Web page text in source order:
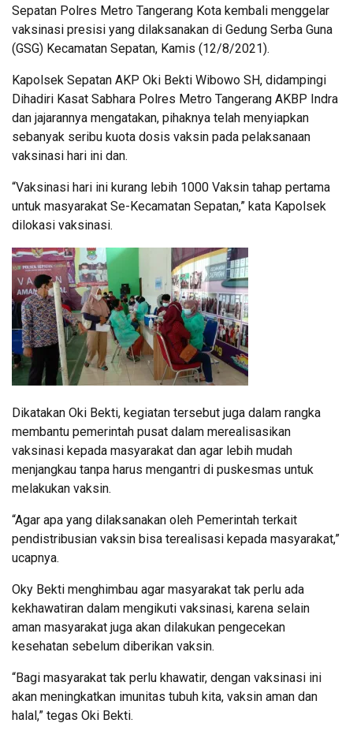
Sepatan Polres Metro Tangerang Kota kembali menggelar
vaksinasi presisi yang dilaksanakan di Gedung Serba Guna
(GSG) Kecamatan Sepatan, Kamis (12/8/2021).
Kapolsek Sepatan AKP Oki Bekti Wibowo SH, didampingi
Dihadiri Kasat Sabhara Polres Metro Tangerang AKBP Indra
dan jajarannya mengatakan, pihaknya telah menyiapkan
sebanyak seribu kuota dosis vaksin pada pelaksanaan
vaksinasi hari ini dan.
“Vaksinasi hari ini kurang lebih 1000 Vaksin tahap pertama
untuk masyarakat Se-Kecamatan Sepatan,” kata Kapolsek
dilokasi vaksinasi.
Dikatakan Oki Bekti, kegiatan tersebut juga dalam rangka
membantu pemerintah pusat dalam merealisasikan
vaksinasi kepada masyarakat dan agar lebih mudah
menjangkau tanpa harus mengantri di puskesmas untuk
melakukan vaksin.
“Agar apa yang dilaksanakan oleh Pemerintah terkait
pendistribusian vaksin bisa terealisasi kepada masyarakat,”
ucapnya.
Oky Bekti menghimbau agar masyarakat tak perlu ada
kekhawatiran dalam mengikuti vaksinasi, karena selain
aman masyarakat juga akan dilakukan pengecekan
kesehatan sebelum diberikan vaksin.
“Bagi masyarakat tak perlu khawatir, dengan vaksinasi ini
akan meningkatkan imunitas tubuh kita, vaksin aman dan
halal,” tegas Oki Bekti.